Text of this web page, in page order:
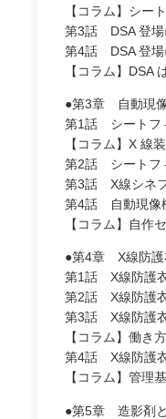
【コラム】シー
第3話 DSA 登場
第4話 DSA 登場
【コラム】DSA
●第3章 自動現
第1話 シートフ
【コラム】X 線
第2話 シートフ
第3話 X線シネ
第4話 自動現像
【コラム】自作
●第4章 X線防護
第1話 X線防護
第2話 X線防護
第3話 X線防護
【コラム】働き
第4話 X線防護
【コラム】管理
●第5章 造影剤